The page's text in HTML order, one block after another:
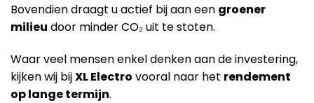
Bovendien draagt u actief bij aan een groener
milieu door minder CO₂ uit te stoten.
Waar veel mensen enkel denken aan de investering,
kijken wij bijXL Electro vooral naar het rendement
op lange termijn.